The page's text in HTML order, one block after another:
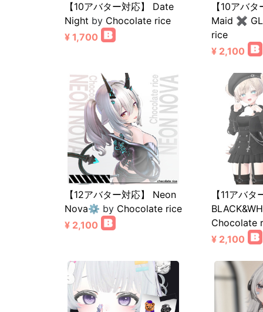
【10アバター対応】 Date
Night by Chocolate rice
¥ 1,700
【10アバ
Maid ✖
rice
¥ 2,100
【12アバター対応】 Neon
Nova⚙️ by Chocolate rice
¥ 2,100
【11アバ
Chocolate
¥ 2,100